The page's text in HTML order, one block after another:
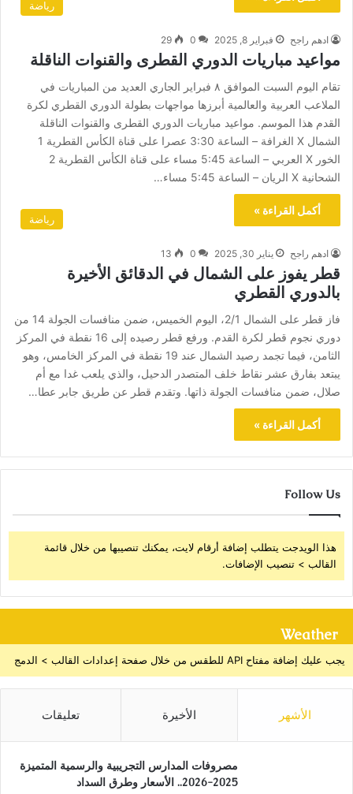
رياضة
ادهم راجح فبراير 8, 2025 0
29
مواعيد مباريات الدوري القطرى والقنوات الناقلة
تقام اليوم السبت الموافق ٨ فبراير الجاري العديد من المباريات في
الملاعب العربية والعالمية أبرزها مواجهات بطولة الدوري القطري لكرة
القدم هذا الموسم. مواعيد مباريات الدوري القطرى والقنوات الناقلة
الشمال X الغرافة – الساعة 3:30 عصرا على قناة الكأس القطرية 1
الخور X العربي – الساعة 5:45 مساء على قناة الكأس القطرية 2
الشحانية X الريان – الساعة 5:45 مساء…
أكمل القراءة »
رياضة
ادهم راجح يناير 30, 2025 0
13
قطر يفوز على الشمال في الدقائق الأخيرة
بالدوري القطري
فاز قطر على الشمال 2/1، اليوم الخميس، ضمن منافسات الجولة 14 من
دوري نجوم قطر لكرة القدم. ورفع قطر رصيده إلى 16 نقطة في المركز
الثامن، فيما تجمد رصيد الشمال عند 19 نقطة في المركز الخامس، وهو
يبتعد بفارق عشر نقاط خلف المتصدر الدحيل، والذي يلعب غدا مع أم
صلال، ضمن منافسات الجولة ذاتها. وتقدم قطر عن طريق جابر عطا…
أكمل القراءة »
Follow Us
هذا الويدجت يتطلب إضافة أرقام لايت، يمكنك تنصيبها من خلال قائمة
القالب > تنصيب الإضافات.
Weather
يجب عليك إضافة مفتاح API للطقس من خلال صفحة إعدادات القالب > الدمج
الأشهر الأخيرة تعليقات
مصروفات المدارس التجريبية والرسمية المتميزة
2025-2026.. الأسعار وطرق السداد